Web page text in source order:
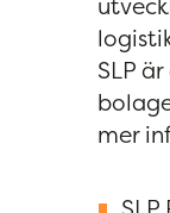
SLP
mer